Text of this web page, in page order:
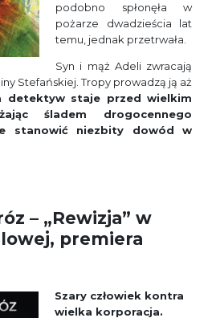
podobno spłonęła w
pożarze dwadzieścia lat
temu, jednak przetrwała.
Syn i mąż Adeli zwracają
Stefańskiej. Tropy prowadzą ją aż
detektyw staje przed wielkim
śladem drogocennego
stanowić niezbity dowód w
– „Rewizja” w
premiera
Szary człowiek kontra
wielka korporacja.